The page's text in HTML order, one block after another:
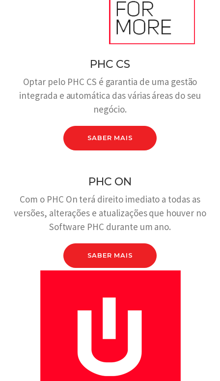
PHC CS
Optar pelo PHC CS é garantia de uma gestão
integrada e automática das várias áreas do seu
negócio.
SABER MAIS
PHC ON
Com o PHC On terá direito imediato a todas as
versões, alterações e atualizações que houver no
Software PHC durante um ano.
SABER MAIS